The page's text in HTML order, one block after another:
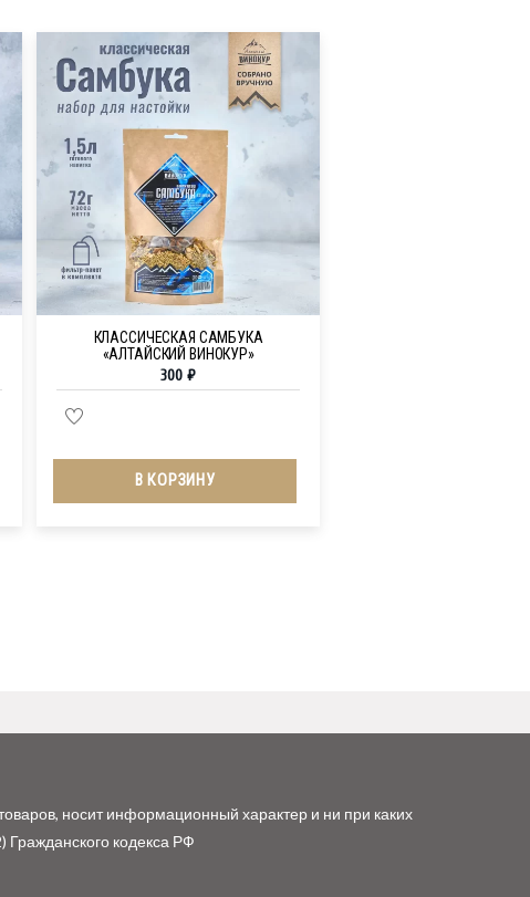
КЛАССИЧЕСКАЯ САМБУКА
«АЛТАЙСКИЙ ВИНОКУР»
300₽
В КОРЗИНУ
носит информационный характер и ни при каких
кодекса РФ